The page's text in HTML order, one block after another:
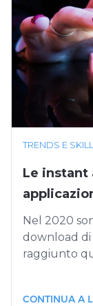
TRENDS E
Le instant
Nel 2020
download di
raggiunto
CONTINUA A